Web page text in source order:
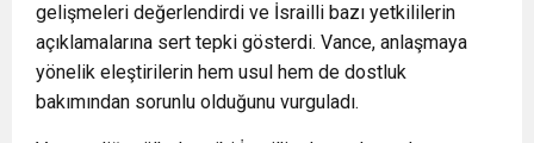
gelişmeleri değerlendirdi ve İsrailli bazı yetkililerin
açıklamalarına sert tepki gösterdi. Vance, anlaşmaya
yönelik eleştirilerin hem usul hem de dostluk
bakımından sorunlu olduğunu vurguladı.